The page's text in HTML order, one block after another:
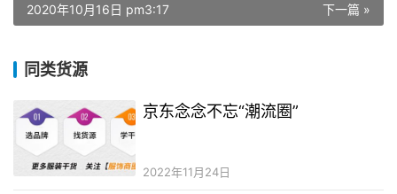
下一篇 »
2020年10月16日 pm3:17
同类货源
京东念念不忘“潮流圈”
2022年11月24日